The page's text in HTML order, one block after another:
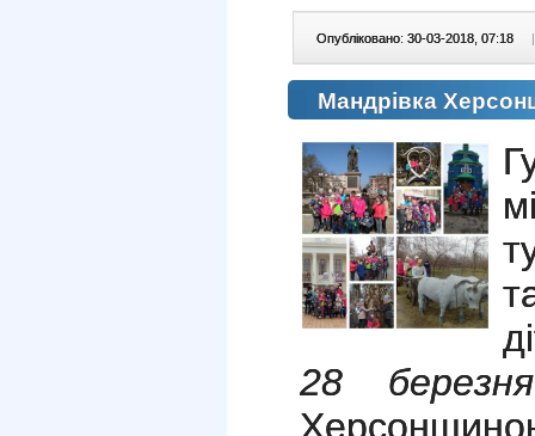
Опубліковано: 30-03-2018, 07:18 |
Мандрівка
28 березня